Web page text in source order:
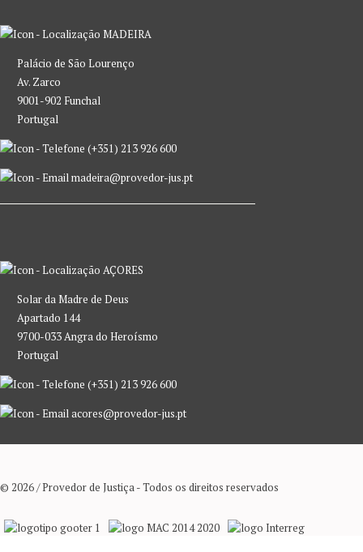
MADEIRA
Palácio de São Lourenço
Av. Zarco
9001-902 Funchal
Portugal
(+351) 213 926 600
madeira@provedor-jus.pt
AÇORES
Solar da Madre de Deus
Apartado 144
9700-033 Angra do Heroísmo
Portugal
(+351) 213 926 600
acores@provedor-jus.pt
© 2026 / Provedor de Justiça - Todos os direitos reservados